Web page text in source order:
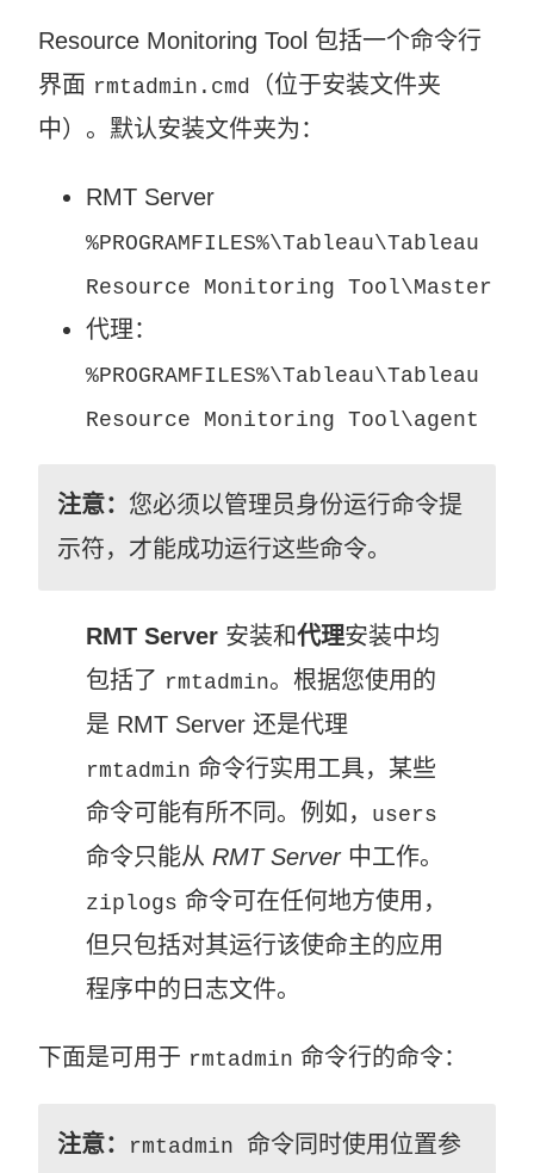
Resource Monitoring Tool 包括一个命令行
界面 rmtadmin.cmd
（位于安装文件夹
中）。默认安装文件夹为：
RMT Server
%PROGRAMFILES%\Tableau\Tableau
Resource Monitoring Tool\Master
代理：
%PROGRAMFILES%\Tableau\Tableau
Resource Monitoring Tool\agent
注意： 您必须以管理员身份运行命令提
示符，才能成功运行这些命令。
RMT Server 安装和代理安装中均
包括了 rmtadmin。根据您使用的
是 RMT Server 还是代理
rmtadmin 命令行实用工具，某些
命令可能有所不同。例如， users
命令只能从 RMT Server中工作。
ziplogs 命令可在任何地方使用，
但只包括对其运行该使命主的应用
程序中的日志文件。
下面是可用于 rmtadmin 命令行的命令：
注意： rmtadmin 命令同时使用位置参